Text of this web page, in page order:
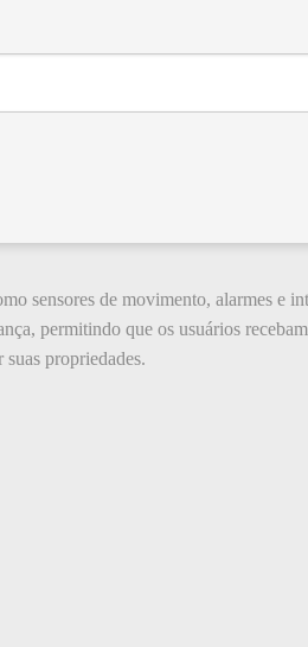
sensores de movimento, alarmes e
permitindo que os usuários
suas propriedades.